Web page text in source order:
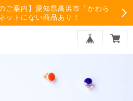
ご案内】愛知県高浜市「かわら
ットにない商品あり！